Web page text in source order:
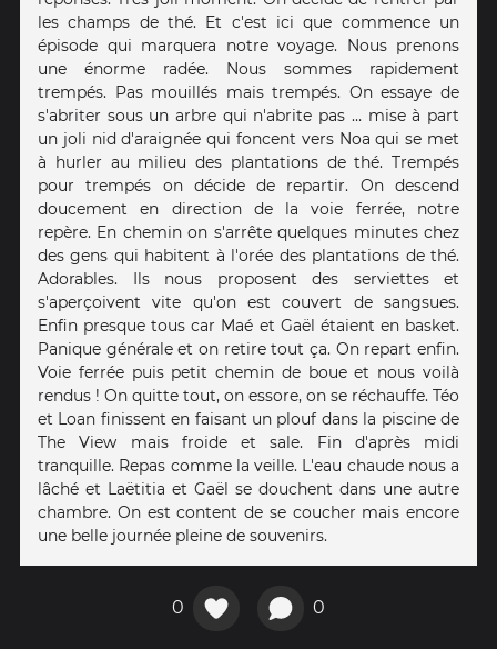
les champs de thé. Et c'est ici que commence un
épisode qui marquera notre voyage. Nous prenons
une énorme radée. Nous sommes rapidement
trempés. Pas mouillés mais trempés. On essaye de
s'abriter sous un arbre qui n'abrite pas … mise à part
un joli nid d'araignée qui foncent vers Noa qui se met
à hurler au milieu des plantations de thé. Trempés
pour trempés on décide de repartir. On descend
doucement en direction de la voie ferrée, notre
repère. En chemin on s'arrête quelques minutes chez
des gens qui habitent à l'orée des plantations de thé.
Adorables. Ils nous proposent des serviettes et
s'aperçoivent vite qu'on est couvert de sangsues.
Enfin presque tous car Maé et Gaël étaient en basket.
Panique générale et on retire tout ça. On repart enfin.
Voie ferrée puis petit chemin de boue et nous voilà
rendus ! On quitte tout, on essore, on se réchauffe. Téo
et Loan finissent en faisant un plouf dans la piscine de
The View mais froide et sale. Fin d'après midi
tranquille. Repas comme la veille. L'eau chaude nous a
lâché et Laëtitia et Gaël se douchent dans une autre
chambre. On est content de se coucher mais encore
une belle journée pleine de souvenirs.
0 0